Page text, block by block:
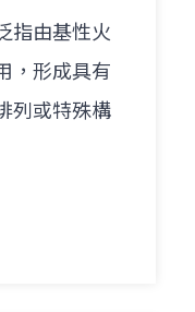
指由基性火
，形成具有
列或特殊構